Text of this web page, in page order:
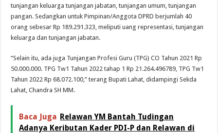
tunjangan keluarga tunjangan jabatan, tunjangan umum, tunjangan
pangan. Sedangkan untuk Pimpinan/Anggota DPRD berjumlah 40
orang sebesar Rp 189.291.323, meliputi uang representasi, tunjangan
keluarga dan tunjangan jabatan.
“Selain itu, ada juga Tunjangan Profesi Guru (TPG) CO Tahun 2021 Rp
50.000.000. TPG Tw1 Tahun 2022 tahap 1 Rp 21.264.496789, TPG Tw1
Tahun 2022 Rp 68.072.100,” terang Bupati Lahat, didampingi Sekda
Lahat, Chandra SH MM.
Baca Juga Relawan YM Bantah Tudingan
Adanya Keributan Kader PDI-P dan Relawan di